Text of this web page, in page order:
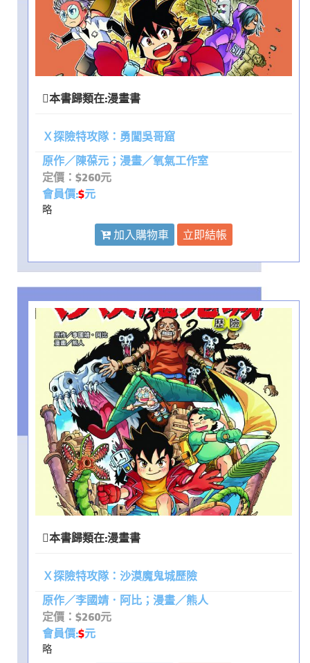
本書歸類在:漫畫書
Ｘ探險特攻隊：勇闖吳哥窟
原作／陳葆元；漫畫／氧氣工作室
定價：$260元
會員價:$元
略
加入購物車 立即結帳
本書歸類在:漫畫書
Ｘ探險特攻隊：沙漠魔鬼城歷險
原作／李國靖．阿比；漫畫／熊人
定價：$260元
會員價:$元
略